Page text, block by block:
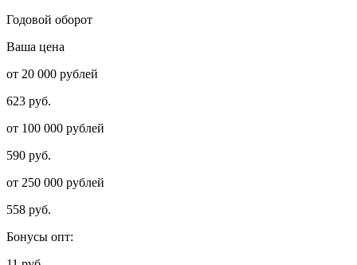
Годовой оборот
Ваша цена
от 20 000 рублей
623 руб.
от 100 000 рублей
590 руб.
от 250 000 рублей
558 руб.
Бонусы опт: